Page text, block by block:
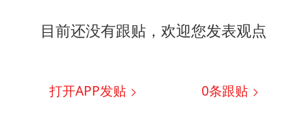
目前还没有跟贴，欢迎您发表观点
打开APP发贴 0条跟贴